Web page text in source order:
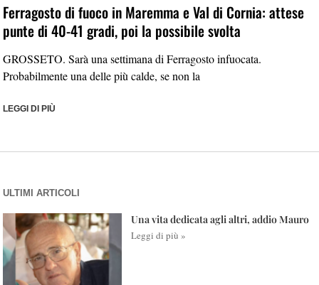
Ferragosto di fuoco in Maremma e Val di Cornia: attese
punte di 40-41 gradi, poi la possibile svolta
GROSSETO. Sarà una settimana di Ferragosto infuocata.
Probabilmente una delle più calde, se non la
LEGGI DI PIÙ
ULTIMI ARTICOLI
Una vita dedicata agli altri, addio Mauro
Leggi di più »